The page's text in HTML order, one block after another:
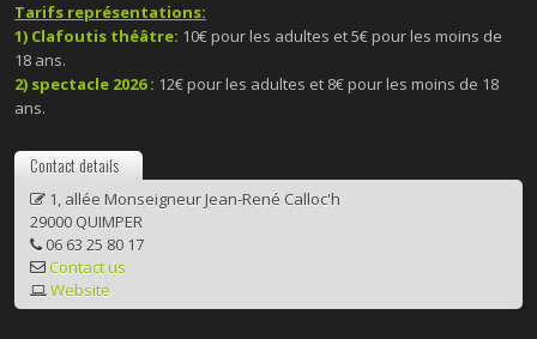
Tarifs représentations:
1) Clafoutis théâtre: 10€ pour les adultes et 5€ pour les moins de
18 ans.
2) spectacle 2026 : 12€ pour les adultes et 8€ pour les moins de 18
ans.
Contact details
1, allée Monseigneur Jean-René Calloc'h
29000 QUIMPER
06 63 25 80 17
Contact us
Website